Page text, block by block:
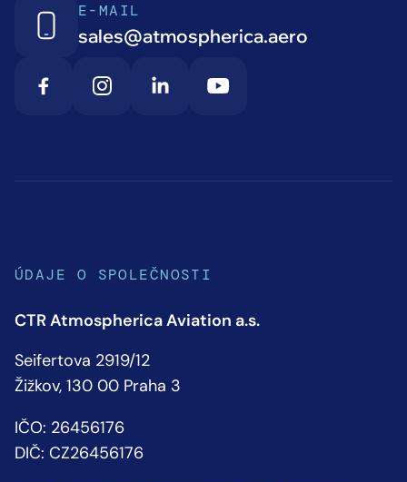
E-MAIL
sales@atmospherica.aero
ÚDAJE O SPOLEČNOSTI
CTR Atmospherica Aviation a.s.
Seifertova 2919/12
Žižkov, 130 00 Praha 3
IČO: 26456176
DIČ: CZ26456176